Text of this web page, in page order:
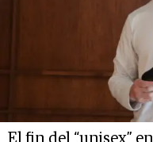
El fin del “unisex”